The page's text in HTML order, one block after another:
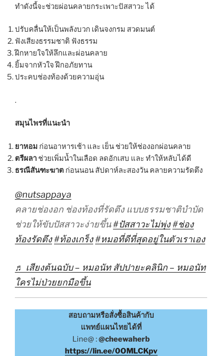
ทำดังนี้จะช่วยผ่อนคลายกระเพาะปัสสาวะ ได้
ปรับคลื่นให้เป็นพลังบวก เดินจงกรม สวดมนต์
ฟังเสียงธรรมชาติ ฟังธรรม
ฝึกหายใจให้ลึกและผ่อนคลาย
ยิ้มจากหัวใจ ฝึกอภัยทาน
ประคบช่องท้องด้วยความอุ่น
.
สมุนไพรที่แนะนำ
ยาหอม ก่อนอาหารเช้า และ เย็น ช่วยให้ช่องอกผ่อนคลาย
ตรีผลา ช่วยเพิ่มน้ำในเลือด ลดอักเสบ และ ทำให้หลับได้ดี
ธรณีสันฑะฆาต ก่อนนอน สัปดาห์ละสองวัน คลายความรัดตึง
@nutsappaya
คลายช่องอก ช่องท้องที่รัดตึง แบบธรรมชาติบำบัด
ช่วยให้ขับปัสสาวะง่ายขึ้น#ปัสสาวะไม่พุ่ง#ช่อง
ท้องรัดตึง#ท้องเกร็ง#หมอที่ดีที่สุดอยู่ในตัวเราเอง
♬ เสียงต้นฉบับ – หมอนัท สัปปายะคลินิก – หมอนัท
ใครไม่ป่วยยกมือขึ้น
สอบถามหรือสั่งซื้อสินค้ากับ
แพทย์แผนไทยได้ที่
Line@ :@cheewaherb
https://lin.ee/0OMLCKpv